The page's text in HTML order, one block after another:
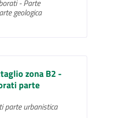
- Parte
geologica
zona B2 -
parte
parte urbanistica